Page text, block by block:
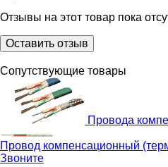
Отзывы на этот товар пока
Оставить отзыв
Сопутствующие товары
Провода
Провод компенсационный
Звоните